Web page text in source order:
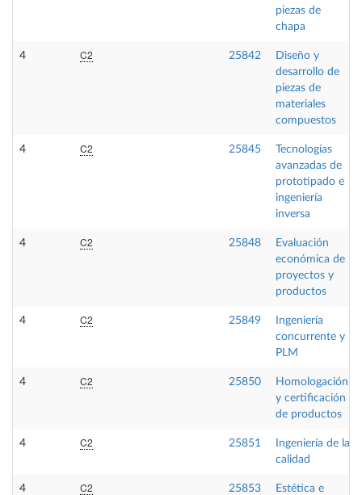
piezas de
chapa
4 C2 25842
Diseño y
desarrollo de
piezas de
materiales
compuestos
4 C2 25845
Tecnologías
avanzadas de
prototipado e
ingeniería
inversa
4 C2 25848
Evaluación
económica de
proyectos y
productos
4 C2 25849
Ingeniería
concurrente y
PLM
4 C2 25850
Homologación
y certificación
de productos
4 C2 25851
Ingeniería de la
calidad
4 C2 25853
Estética e